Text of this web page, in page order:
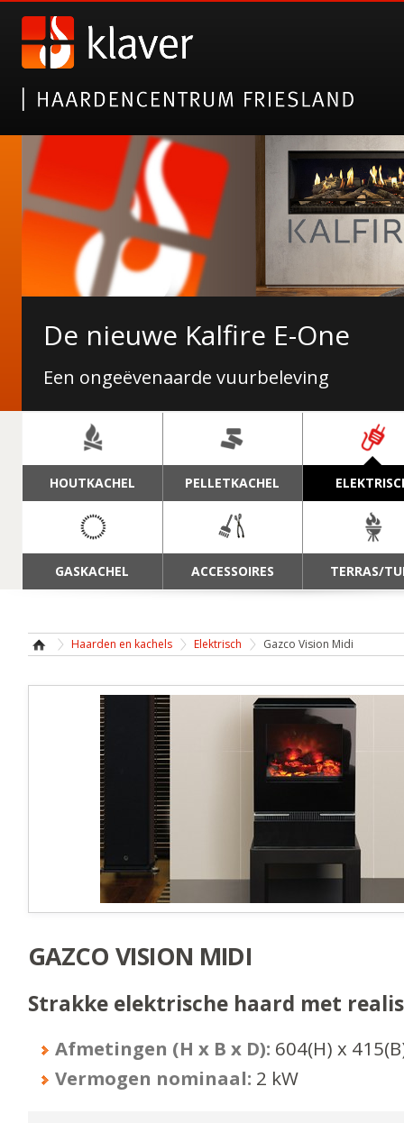
Gazco elektrische haarden
Alsof het echt is!
De nieuwe Kalfire E-One
Een ongeëvenaarde vuurbeleving
NAVIGATIE
HOUTKACHEL PELLETKACHEL
GASKACHEL ACCESSOIRES TERRAS/
Haarden en kachels Elektrisch Gazco Vision Midi
GAZCO VISION MIDI
Strakke elektrische haard met
Afmetingen (H x B x D): 604(H) x 415
Vermogen nominaal: 2 kW